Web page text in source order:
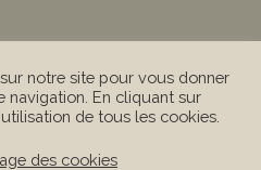
et circuits en
notre site pour vous donner
navigation. En cliquant sur
de tous les cookies.
des cookies